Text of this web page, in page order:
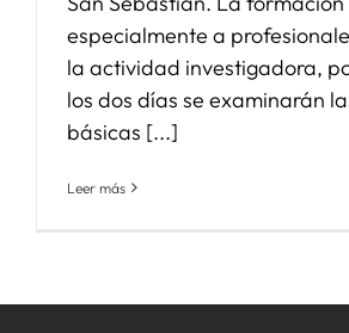
especialmente a
la actividad investigadora,
los dos días se examinarán
básicas [...]
Leer más